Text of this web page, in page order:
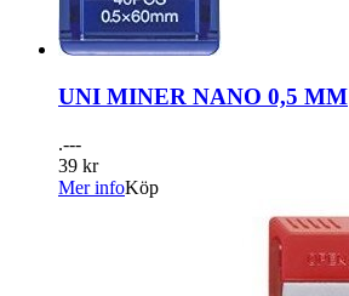
UNI MINER NANO 0,5 MM
.---
39 kr
Mer infoKöp